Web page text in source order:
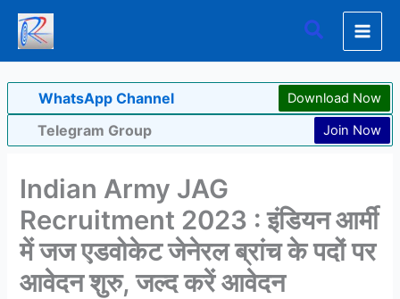
Skip
content
Search
WhatsApp Channel Download Now
Telegram Group Join Now
Indian Army JAG
Recruitment 2023 : इंडियन आर्मी
में जज एडवोकेट जेनेरल ब्रांच के पदों पर
आवेदन शुरु, जल्द करें आवेदन